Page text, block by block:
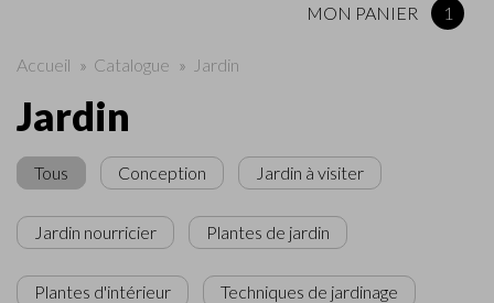
MON PANIER 1
Accueil » Catalogue » Jardin
Jardin
Tous Conception Jardin à visiter
Jardin nourricier Plantes de jardin
Plantes d'intérieur Techniques de jardinage